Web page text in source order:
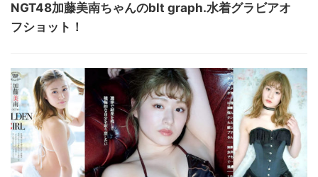
NGT48加藤美南ちゃんのblt graph.水着グラビアオ
フショット！